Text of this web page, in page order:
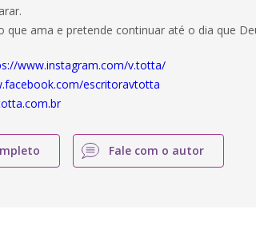
que ama e pretende continuar até o dia que
www.instagram.com/v.totta/
escritoravtotta
Fale com o autor